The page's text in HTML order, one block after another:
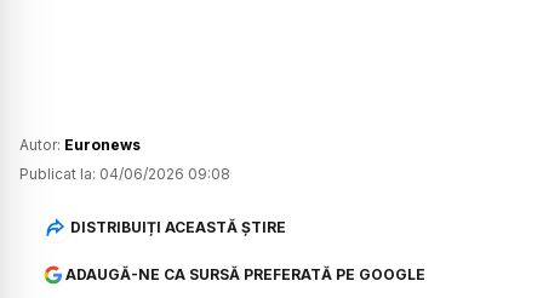
Autor: Euronews
Publicat la: 04/06/2026 09:08
DISTRIBUIȚI ACEASTĂ ȘTIRE
ADAUGĂ-NE CA SURSĂ PREFERATĂ PE GOOGLE